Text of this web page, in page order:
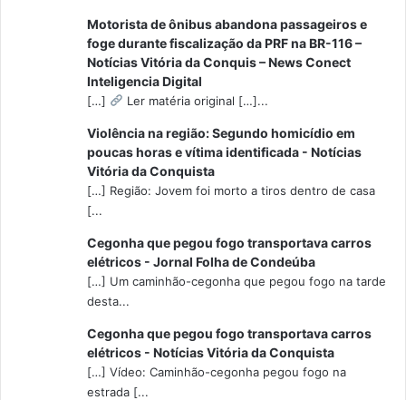
Motorista de ônibus abandona passageiros e
foge durante fiscalização da PRF na BR-116 –
Notícias Vitória da Conquis – News Conect
Inteligencia Digital
[…] Ler matéria original […]...
Violência na região: Segundo homicídio em
poucas horas e vítima identificada - Notícias
Vitória da Conquista
[…] Região: Jovem foi morto a tiros dentro de casa
[...
Cegonha que pegou fogo transportava carros
elétricos - Jornal Folha de Condeúba
[…] Um caminhão-cegonha que pegou fogo na tarde
desta...
Cegonha que pegou fogo transportava carros
elétricos - Notícias Vitória da Conquista
[…] Vídeo: Caminhão-cegonha pegou fogo na
estrada [...